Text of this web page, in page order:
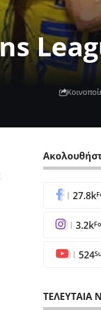
27.8k
3.2k
524
ΤΕΛΕΥΤΑΙΑ